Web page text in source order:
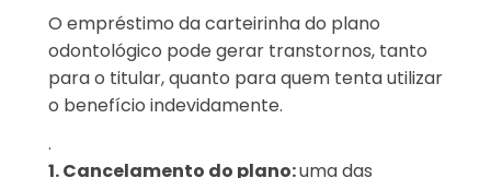
O empréstimo da carteirinha do plano
odontológico pode gerar transtornos, tanto
para o titular, quanto para quem tenta utilizar
o benefício indevidamente.
.
1. Cancelamento do plano:uma das